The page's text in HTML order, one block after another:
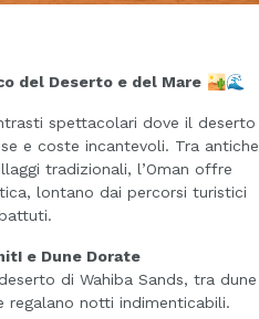
del Deserto e del Mare🏜️🌊
spettacolari dove il deserto
e coste incantevoli. Tra antiche
tradizionali, l’Oman offre
lontano dai percorsi turistici
e Dune Dorate
di Wahiba Sands, tra dune
notti indimenticabili.